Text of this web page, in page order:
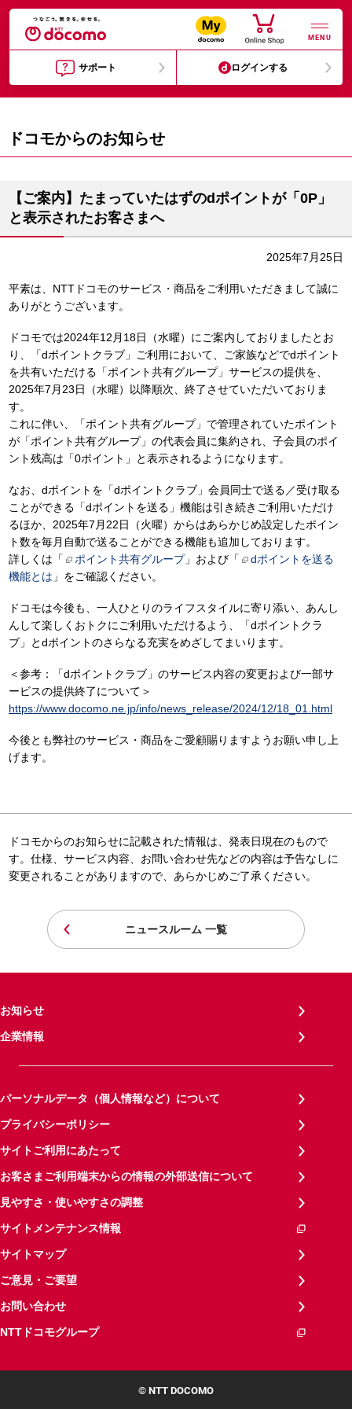
MENU
サポート ログインする
ドコモからのお知らせ
【ご案内】たまっていたはずのdポイントが「0P」
と表示されたお客さまへ
2025年7月25日
平素は、NTTドコモのサービス・商品をご利用いただきまして誠に
ありがとうございます。
ドコモでは2024年12月18日（水曜）にご案内しておりましたとお
り、「dポイントクラブ」ご利用において、ご家族などでdポイント
を共有いただける「ポイント共有グループ」サービスの提供を、
2025年7月23日（水曜）以降順次、終了させていただいておりま
す。
これに伴い、「ポイント共有グループ」で管理されていたポイント
が「ポイント共有グループ」の代表会員に集約され、子会員のポイ
ント残高は「0ポイント」と表示されるようになります。
なお、dポイントを「dポイントクラブ」会員同士で送る／受け取る
ことができる「dポイントを送る」機能は引き続きご利用いただけ
るほか、2025年7月22日（火曜）からはあらかじめ設定したポイン
ト数を毎月自動で送ることができる機能も追加しております。
詳しくは「
ポイント共有グループ」および「
dポイントを送る
機能とは 」をご確認ください。
ドコモは今後も、一人ひとりのライフスタイルに寄り添い、あんし
んして楽しくおトクにご利用いただけるよう、「dポイントクラ
ブ」とdポイントのさらなる充実をめざしてまいります。
＜参考：「dポイントクラブ」のサービス内容の変更および一部サ
ービスの提供終了について＞
https://www.docomo.ne.jp/info/news_release/2024/12/18_01.html
今後とも弊社のサービス・商品をご愛顧賜りますようお願い申し上
げます。
ドコモからのお知らせに記載された情報は、発表日現在のもので
す。仕様、サービス内容、お問い合わせ先などの内容は予告なしに
変更されることがありますので、あらかじめご了承ください。
ニュースルーム 一覧
お知らせ
企業情報
パーソナルデータ（個人情報など）について
プライバシーポリシー
サイトご利用にあたって
お客さまご利用端末からの情報の外部送信について
見やすさ・使いやすさの調整
サイトメンテナンス情報
サイトマップ
ご意見・ご要望
お問い合わせ
NTTドコモグループ
© NTT DOCOMO